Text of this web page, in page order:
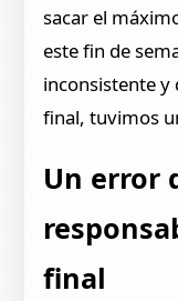
sacar el
este fin de
inconsistente y
final, tuvimos
Un error
final